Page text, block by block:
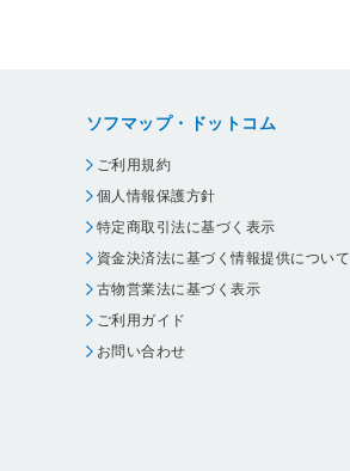
ソフマップ・ドットコム
ご利用規約
個人情報保護方針
特定商取引法に基づく表示
資金決済法に基づく情報提供について
古物営業法に基づく表示
ご利用ガイド
お問い合わせ